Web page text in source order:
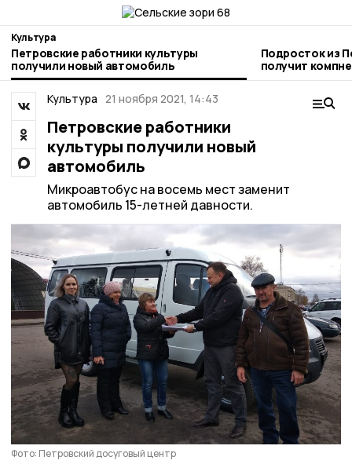
Культура
Петровские работники культуры
получили новый автомобиль
Подросток из
получит
бездомной
Культура 21 ноября 2021, 14:43
Петровские работники
культуры получили новый
автомобиль
Микроавтобус на восемь мест заменит
автомобиль 15-летней давности.
Фото: Петровский досуговый центр